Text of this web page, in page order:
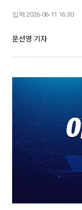
입력 2026-06-11 16:30
문선영 기자